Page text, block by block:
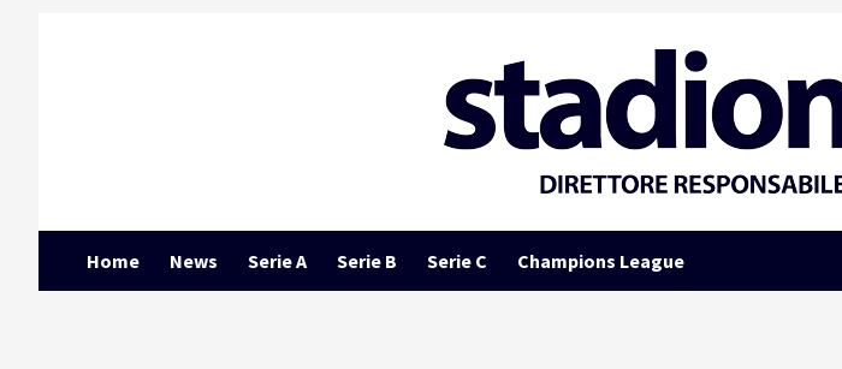
Home News Serie A Serie B Serie C Champions League